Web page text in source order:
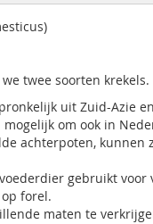
twee soorten
uit Zuid-Azie
om ook in
achterpoten,
gebruikt
forel.
maten te